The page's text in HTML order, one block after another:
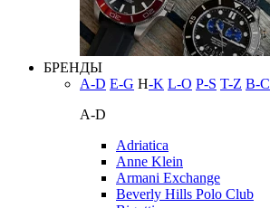
БРЕНДЫ
A-D E-G H-K L-O P-S T-Z В-С
A-D
Adriatica
Anne Klein
Armani Exchange
Beverly Hills Polo Club